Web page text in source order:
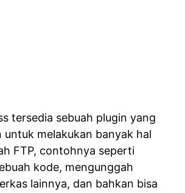
tersedia sebuah plugin yang
untuk melakukan banyak hal
FTP, contohnya seperti
kode, mengunggah
lainnya, dan bahkan bisa